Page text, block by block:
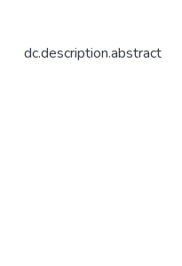
dc.description.abstract